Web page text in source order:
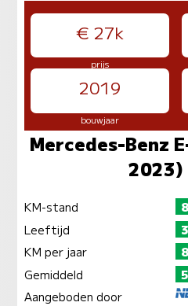
€ 27k
prijs
2019
bouwjaar
Mercedes-Benz
2023)
KM-stand
Leeftijd
KM per jaar
Gemiddeld
Aangeboden door